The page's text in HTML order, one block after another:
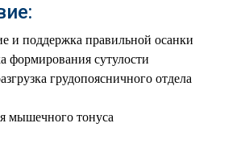
и поддержка правильной осанки
формирования сутулости
грудопоясничного отдела
мышечного тонуса